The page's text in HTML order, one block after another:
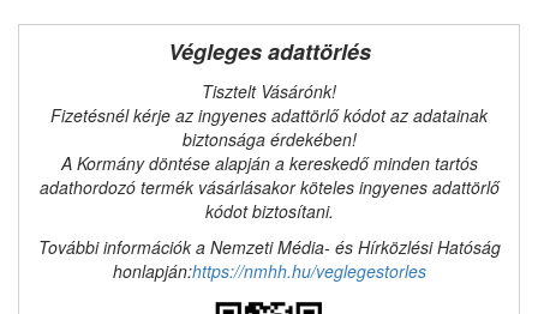
Végleges adattörlés
Tisztelt Vásárónk!
Fizetésnél kérje az ingyenes adattörlő kódot az adatainak
biztonsága érdekében!
A Kormány döntése alapján a kereskedő minden tartós
adathordozó termék vásárlásakor köteles ingyenes adattörlő
kódot biztosítani.
További információk a Nemzeti Média- és Hírközlési Hatóság
honlapján:https://nmhh.hu/veglegestorles